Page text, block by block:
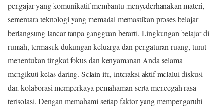
pengajar yang komunikatif membantu menyederhanakan materi,
sementara teknologi yang memadai memastikan proses belajar
berlangsung lancar tanpa gangguan berarti. Lingkungan belajar di
rumah, termasuk dukungan keluarga dan pengaturan ruang, turut
menentukan tingkat fokus dan kenyamanan Anda selama
mengikuti kelas daring. Selain itu, interaksi aktif melalui diskusi
dan kolaborasi memperkaya pemahaman serta mencegah rasa
terisolasi. Dengan memahami setiap faktor yang mempengaruhi